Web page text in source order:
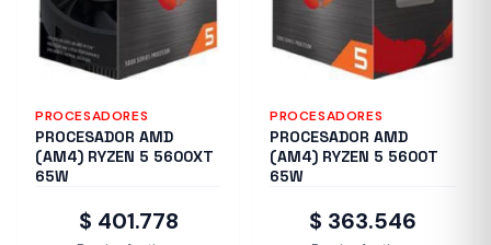
PROCESADORES
PROCESADOR AMD
(AM4) RYZEN 5 5600XT
65W
$ 401.778
PROCESADORES
PROCESADOR AMD
(AM4) RYZEN 5 5600T
65W
$ 363.546